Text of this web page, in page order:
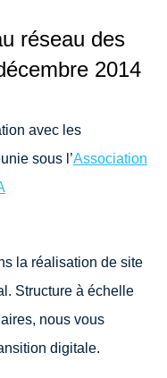
réseau des
2014
avec les
sous l’Association
la réalisation de site
Structure à échelle
nous vous
digitale.